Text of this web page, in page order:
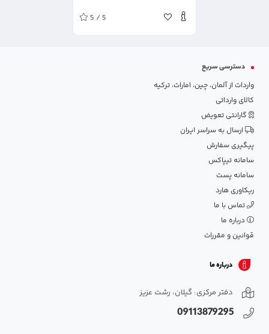
5 / 5
دسترسی سریع
واردات از آلمان، چین، امارات، ترکیه
کالای وارداتی
گارانتی تعویض
ارسال به سراسر ایران
پیگیری سفارش
سامانه تیپاکس
سامانه پست
ریکاوری هارد
تماس با ما
درباره ما
قوانین و مقررات
درباره ما
دفتر مرکزی: گیلان، رشت عزیز
09113879295